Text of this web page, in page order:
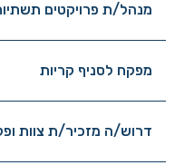
מנהל/ת פרויקטים תשתיות
מפקח לסניף קריות
דרוש/ה מזכיר/ת צוות